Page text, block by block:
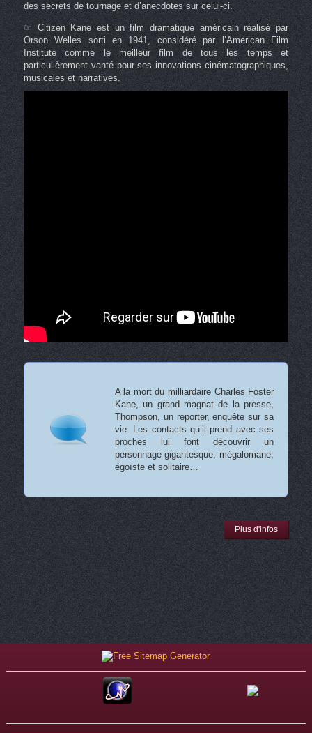
des secrets de tournage et d’anecdotes sur celui-ci.
☞ Citizen Kane est un film dramatique américain réalisé par
Orson Welles sorti en 1941, considéré par l’American Film
Institute comme le meilleur film de tous les temps et
particulièrement vanté pour ses innovations cinématographiques,
musicales et narratives.
A la mort du milliardaire Charles Foster
Kane, un grand magnat de la presse,
Thompson, un reporter, enquête sur sa
vie. Les contacts qu’il prend avec ses
proches lui font découvrir un
personnage gigantesque, mégalomane,
égoïste et solitaire…
Plus d'infos